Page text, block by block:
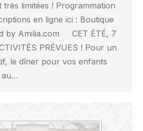
très limitées ! Programmation
en ligne ici : Boutique
by Amilia.com CET ÉTÉ, 7
PRÉVUES ! Pour un
le dîner pour vos enfants
au…